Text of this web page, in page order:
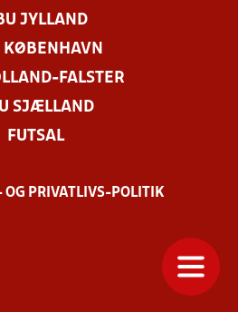
JYLLAND
KØBENHAVN
FALSTER
SJÆLLAND
FUTSAL
OG PRIVATLIVS-POLITIK